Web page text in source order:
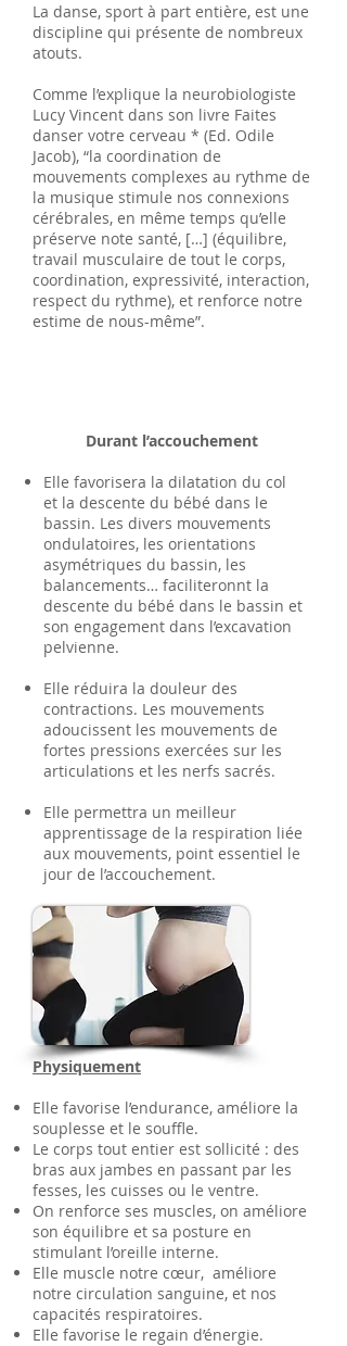
La danse, sport à part entière, est une
discipline qui présente de nombreux
atouts.
Comme l’explique la neurobiologiste
Lucy Vincent dans son livre Faites
danser votre cerveau * (Ed. Odile
Jacob), “la coordination de
mouvements complexes au rythme de
la musique stimule nos connexions
cérébrales, en même temps qu’elle
préserve note santé, […] (équilibre,
travail musculaire de tout le corps,
coordination, expressivité, interaction,
respect du rythme), et renforce notre
estime de nous-même”. ​
Durant l’accouchement
Elle favorisera la dilatation du col
et la descente du bébé dans le
bassin. Les divers mouvements
ondulatoires, les orientations
asymétriques du bassin, les
balancements… faciliteronnt la
descente du bébé dans le bassin et
son engagement dans l’excavation
pelvienne.
Elle réduira la douleur des
contractions. Les mouvements
adoucissent les mouvements de
fortes pressions exercées sur les
articulations et les nerfs sacrés.
Elle permettra un meilleur
apprentissage de la respiration liée
aux mouvements, point essentiel le
jour de l’accouchement.
Physiquement
Elle favorise l’endurance, améliore la
souplesse et le souffle.
Le corps tout entier est sollicité : des
bras aux jambes en passant par les
fesses, les cuisses ou le ventre.
On renforce ses muscles, on améliore
son équilibre et sa posture en
stimulant l’oreille interne.
Elle muscle notre cœur, améliore
notre circulation sanguine, et nos
capacités respiratoires.
Elle favorise le regain d’énergie.